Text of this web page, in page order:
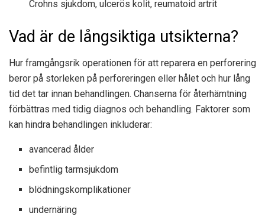
Crohns sjukdom, ulcerös kolit, reumatoid artrit
Vad är de långsiktiga utsikterna?
Hur framgångsrik operationen för att reparera en perforering
beror på storleken på perforeringen eller hålet och hur lång
tid det tar innan behandlingen. Chanserna för återhämtning
förbättras med tidig diagnos och behandling. Faktorer som
kan hindra behandlingen inkluderar:
avancerad ålder
befintlig tarmsjukdom
blödningskomplikationer
undernäring